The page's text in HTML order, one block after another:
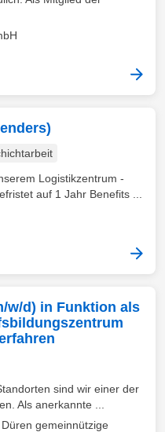
Logistikzentrum -
auf 1 Jahr Benefits ...
w/d) in Funktion als
sind wir einer der
Als anerkannte ...
gemeinnützige